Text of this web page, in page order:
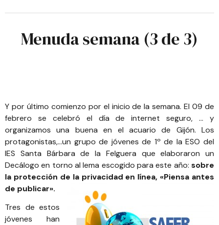
Menuda semana (3 de 3)
Y por último comienzo por el inicio de la semana. El 09 de
febrero se celebró el día de internet seguro, … y
organizamos una buena en el acuario de Gijón. Los
protagonistas,…un grupo de jóvenes de 1º de la ESO del
IES Santa Bárbara de la Felguera que elaboraron un
Decálogo en torno al lema escogido para este año: sobre
la protección de la privacidad en línea, «Piensa antes
de publicar».
Tres de estos
jóvenes han